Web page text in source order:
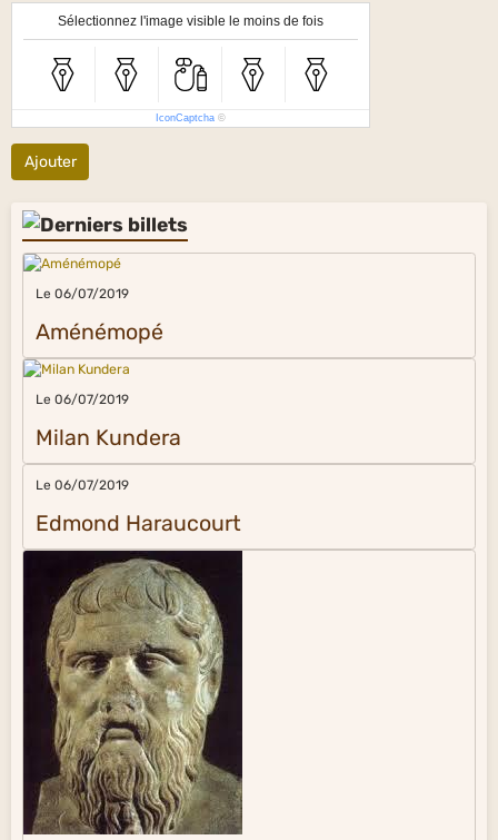
Sélectionnez l'image visible le moins de fois
IconCaptcha ©
Ajouter
Le 06/07/2019
Aménémopé
Le 06/07/2019
Milan Kundera
Le 06/07/2019
Edmond Haraucourt